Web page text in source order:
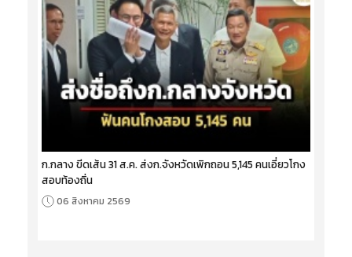
ก.กลาง ขีดเส้น 31 ส.ค. ส่งก.จังหวัดเพิกถอน 5,145 คนเอี่ยวโกง
สอบท้องถิ่น
06 สิงหาคม 2569